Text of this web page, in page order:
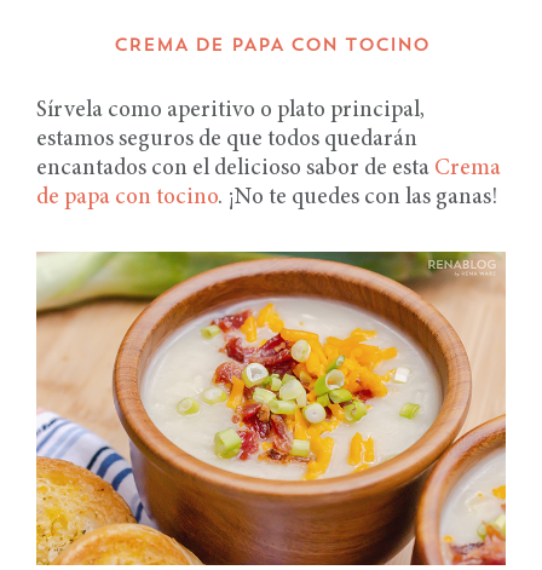
CREMA DE PAPA CON TOCINO
Sírvela como aperitivo o plato principal,
estamos seguros de que todos quedarán
encantados con el delicioso sabor de esta Crema
de papa con tocino. ¡No te quedes con las ganas!